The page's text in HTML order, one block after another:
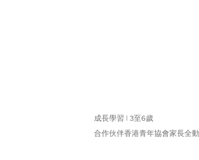
成長學習 | 3至6歲
合作伙伴香港青年協會家長全